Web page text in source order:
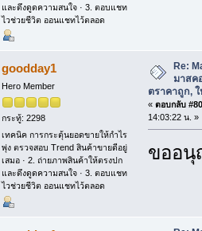
และดึงดูดความสนใจ · 3. ตอบแชท
ไวช่วยชีวิต ออนแชทไว้ตลอด
goodday1
Hero Member
กระทู้: 2298
เทคนิค การกระตุ้นยอดขายให้กำไร
พุ่ง ตรวจสอบ Trend สินค้าขายดีอยู่
เสมอ · 2. ถ่ายภาพสินค้าให้ตรงปก
และดึงดูดความสนใจ · 3. ตอบแชท
ไวช่วยชีวิต ออนแชทไว้ตลอด
Re:
มาสค
ตราคาถูก,
« ตอบกลับ
14:03:22 น. »
ขออนุ